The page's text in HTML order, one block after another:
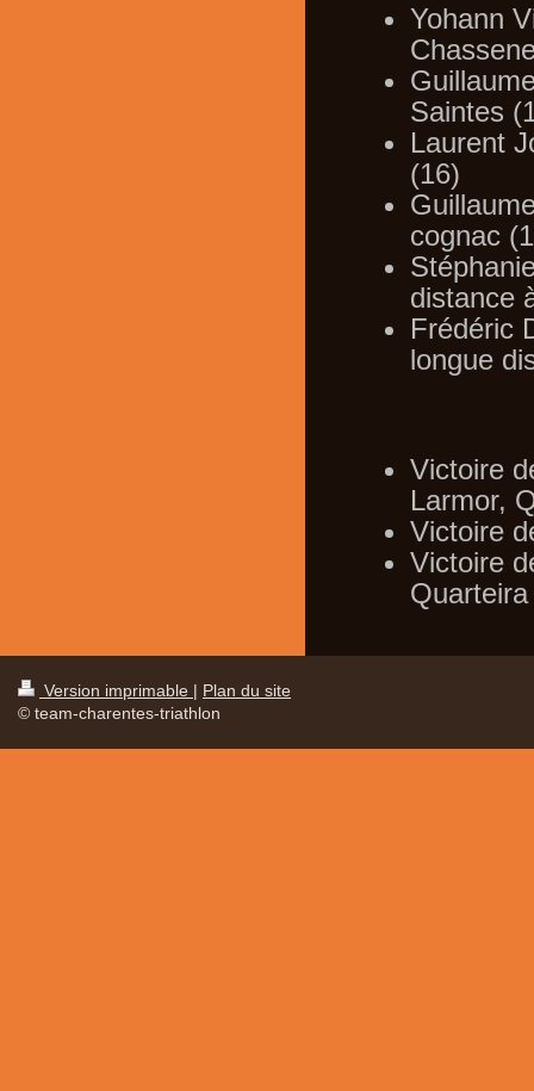
Yohann
Saintes
Laurent
(16)
cognac
distance
Frédéric
longue
Victoire
Larmor,
Victoire
Victoire
Quarteira
Version imprimable | Plan du site
© team-charentes-triathlon